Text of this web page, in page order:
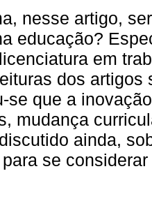
nesse artigo,
educação?
em
dos
se que a
mudança
ainda,
se